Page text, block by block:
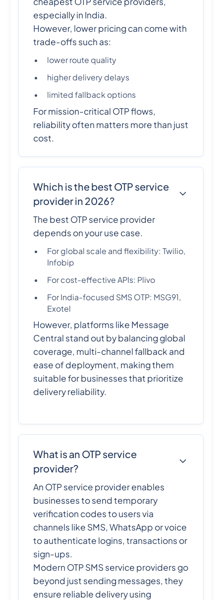
especially in India.
However, lower pricing can come with
trade-offs such as:
lower route quality
higher delivery delays
limited fallback options
For mission-critical OTP flows,
reliability often matters more than just
cost.
Which is the best OTP service
provider in 2026?
The best OTP service provider
depends on your use case.
For global scale and flexibility: Twilio,
Infobip
For cost-effective APIs: Plivo
For India-focused SMS OTP: MSG91,
Exotel
However, platforms like Message
Central stand out by balancing global
coverage, multi-channel fallback and
ease of deployment, making them
suitable for businesses that prioritize
delivery reliability.
What is an OTP service
provider?
An OTP service provider enables
businesses to send temporary
verification codes to users via
channels like SMS, WhatsApp or voice
to authenticate logins, transactions or
sign-ups.
Modern OTP SMS service providers go
beyond just sending messages, they
ensure reliable delivery using